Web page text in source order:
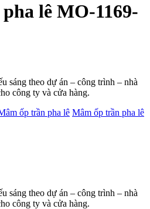
lê MO-1169-
sáng theo dự án – công trình – nhà
công ty và cửa hàng.
ốp trần pha lê Mâm ốp trần pha lê
sáng theo dự án – công trình – nhà
công ty và cửa hàng.